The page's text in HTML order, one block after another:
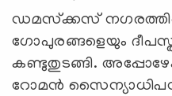
ഡമസ്‌ക്കസ്
ഗോപുരങ്ങളെയും
കണ്ടുതുടങ്ങി.
റോമന്‍